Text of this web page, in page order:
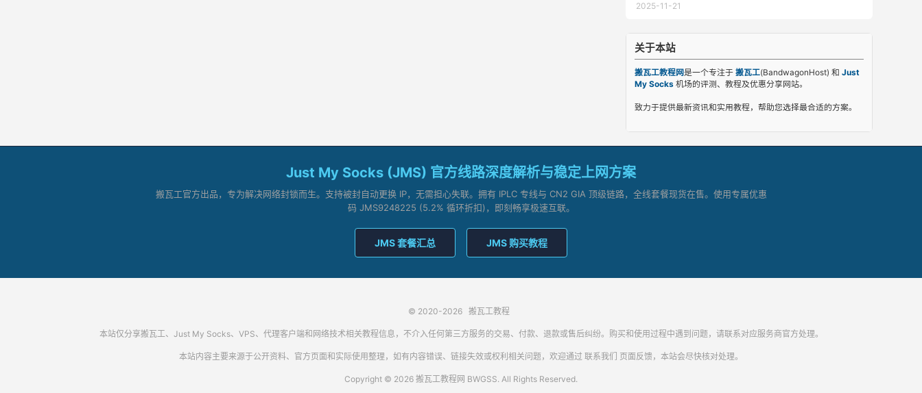
2025-11-21
关于本站
搬瓦工教程网是一个专注于 搬瓦工(BandwagonHost) 和 Just
My Socks 机场的评测、教程及优惠分享网站。
致力于提供最新资讯和实用教程，帮助您选择最合适的方案。
Just My Socks (JMS) 官方线路深度解析与稳定上网方案
搬瓦工官方出品，专为解决网络封锁而生。支持被封自动更换 IP，无需担心失联。拥有 IPLC 专线与 CN2 GIA 顶级链路，全线套餐现货在售。使用专属优惠
码 JMS9248225 (5.2% 循环折扣)，即刻畅享极速互联。
JMS 套餐汇总 JMS 购买教程
© 2020-2026 搬瓦工教程
本站仅分享搬瓦工、Just My Socks、VPS、代理客户端和网络技术相关教程信息，不介入任何第三方服务的交易、付款、退款或售后纠纷。购买和使用过程中遇到问题，请联系对应服务商官方处理。
本站内容主要来源于公开资料、官方页面和实际使用整理，如有内容错误、链接失效或权利相关问题，欢迎通过 联系我们 页面反馈，本站会尽快核对处理。
Copyright © 2026 搬瓦工教程网 BWGSS. All Rights Reserved.